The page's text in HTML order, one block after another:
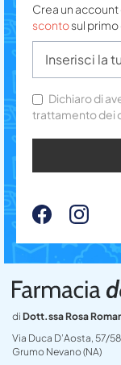
di Dott.ssa Rosa
Via Duca D’Aosta, 57/
Grumo Nevano (NA)
Crea un
scontosul
Dichiaro di
trattamento dei